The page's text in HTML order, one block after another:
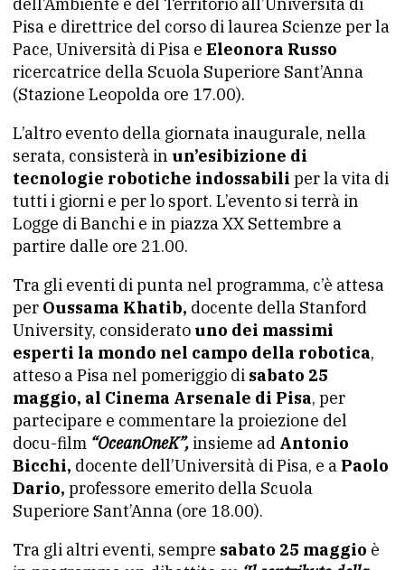
dell’Ambiente e del Territorio all’Università di
Pisa e direttrice del corso di laurea Scienze per la
Pace, Università di Pisa e Eleonora Russo
ricercatrice della Scuola Superiore Sant’Anna
(Stazione Leopolda ore 17.00).
L’altro evento della giornata inaugurale, nella
serata, consisterà in un’esibizione di
tecnologie robotiche indossabili per la vita di
tutti i giorni e per lo sport. L’evento si terrà in
Logge di Banchi e in piazza XX Settembre a
partire dalle ore 21.00.
Tra gli eventi di punta nel programma, c’è attesa
per Oussama Khatib, docente della Stanford
University, considerato uno dei massimi
esperti la mondo nel campo della robotica,
atteso a Pisa nel pomeriggio di sabato 25
maggio, al Cinema Arsenale di Pisa, per
partecipare e commentare la proiezione del
docu-film “OceanOneK”,insieme ad Antonio
Bicchi, docente dell’Università di Pisa, e a Paolo
Dario, professore emerito della Scuola
Superiore Sant’Anna (ore 18.00).
Tra gli altri eventi, sempre sabato 25 maggio è